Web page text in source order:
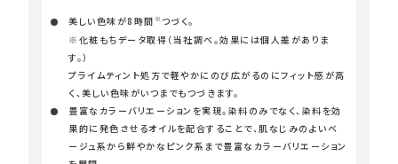
美しい色味が8時間 ※ つづく。
※化粧もちデータ取得（当社調べ。効果には個人差がありま
す。）
プライムティント処方で軽やかにのび広がるのにフィット感が高
く、美しい色味がいつまでもつづきます。
豊富なカラーバリエーションを実現。染料のみでなく、染料を効
果的に発色させるオイルを配合することで、肌なじみのよいベ
ージュ系から鮮やかなピンク系まで豊富なカラーバリエーション